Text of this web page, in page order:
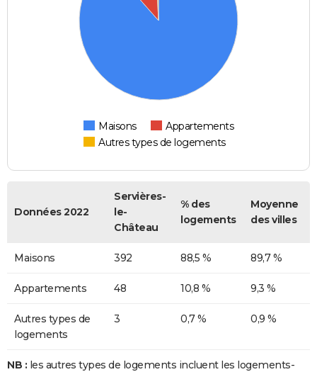
Maisons
Appartements
Autres types de logements
Données 2022
Servières-
le-
Château
% des
logements
Moyenne
des villes
Maisons 392 88,5 % 89,7 %
Appartements 48 10,8 % 9,3 %
Autres types de
logements
3 0,7 % 0,9 %
NB : les autres types de logements incluent les logements-